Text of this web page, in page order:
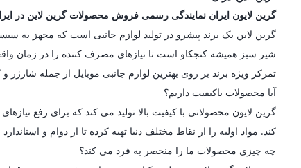
گرین لایون ایران نمایندگی رسمی فروش محصولات گرین لاین در
شیر سبز همیشه کنجکاو است تا نیازهای مصرف کننده را در زمان
تمرکز ویژه برند بر روی بهترین لوازم جانبی موبایل از جمله شارژر
آیا محصولات باکیفیت داریم؟
گرین لایون محصولاتی با کیفیت بالا تولید می کند که برای رفع
کند. مواد اولیه را از نقاط مختلف دنیا تهیه کرده تا از دوام و
چه چیزی محصولات ما را منحصر به فرد می کند؟